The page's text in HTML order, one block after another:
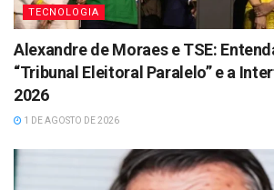
TECNOLOGIA
Alexandre de Moraes e TSE:
“Tribunal Eleitoral Paralelo” e a
2026
1 DE AGOSTO DE 2026